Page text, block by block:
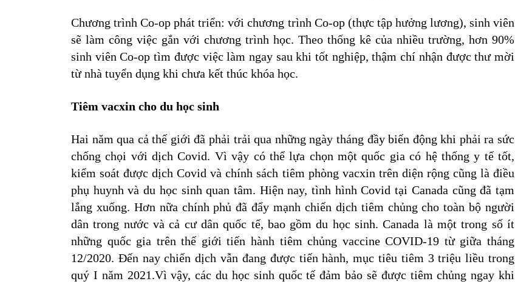
Chương trình Co-op phát triển: với chương trình Co-op (thực tập hưởng lương), sinh viên
sẽ làm công việc gắn với chương trình học. Theo thống kê của nhiều trường, hơn 90%
sinh viên Co-op tìm được việc làm ngay sau khi tốt nghiệp, thậm chí nhận được thư mời
từ nhà tuyển dụng khi chưa kết thúc khóa học.
Tiêm vacxin cho du học sinh
Hai năm qua cả thế giới đã phải trải qua những ngày tháng đầy biến động khi phải ra sức
chống chọi với dịch Covid. Vì vậy có thể lựa chọn một quốc gia có hệ thống y tế tốt,
kiểm soát được dịch Covid và chính sách tiêm phòng vacxin trên diện rộng cũng là điều
phụ huynh và du học sinh quan tâm. Hiện nay, tình hình Covid tại Canada cũng đã tạm
lắng xuống. Hơn nữa chính phủ đã đẩy mạnh chiến dịch tiêm chủng cho toàn bộ người
dân trong nước và cả cư dân quốc tế, bao gồm du học sinh. Canada là một trong số ít
những quốc gia trên thế giới tiến hành tiêm chủng vaccine COVID-19 từ giữa tháng
12/2020. Đến nay chiến dịch vẫn đang được tiến hành, mục tiêu tiêm 3 triệu liều trong
quý I năm 2021.Vì vậy, các du học sinh quốc tế đảm bảo sẽ được tiêm chủng ngay khi